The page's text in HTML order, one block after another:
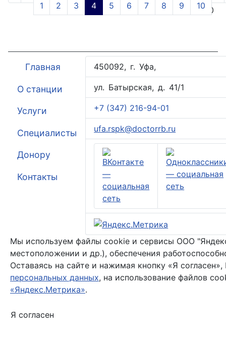
Страница 4 из 20
1 2 3 4 5 6 7 8 9 10
Главная
О станции
Услуги
Специалисты
Донору
Контакты
450092, г. Уфа,
ул. Батырская, д. 41/1
+7 (347) 216-94-01
ufa.rspk@doctorrb.ru
Мы используем файлы cookie и сервисы ООО
местоположении и др.), обеспечения
Оставаясь на сайте и нажимая кнопку «Я
персональных данных, на использование файлов
«Яндекс.Метрика».
Я согласен